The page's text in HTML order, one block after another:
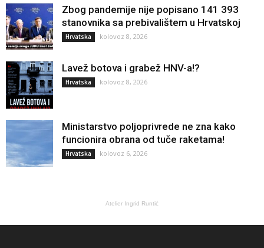
Zbog pandemije nije popisano 141 393
stanovnika sa prebivalištem u Hrvatskoj
Hrvatska kolovoz 8, 2026
Lavež botova i grabež HNV-a!?
Hrvatska kolovoz 8, 2026
Ministarstvo poljoprivrede ne zna kako
funcionira obrana od tuče raketama!
Hrvatska kolovoz 6, 2026
Atelier Ingrid Runtić